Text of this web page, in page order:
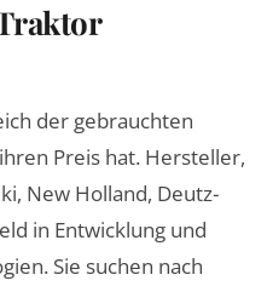
der gebrauchten
Preis hat. Hersteller,
New Holland, Deutz-
in Entwicklung und
Sie suchen nach